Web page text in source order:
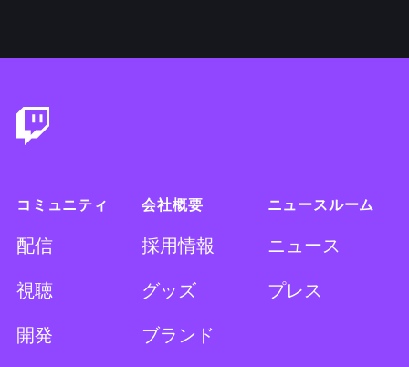
コミュニティ
配信
視聴
開発
会社概要
採用情報
グッズ
ブランド
ニュースルーム
ニュース
プレス